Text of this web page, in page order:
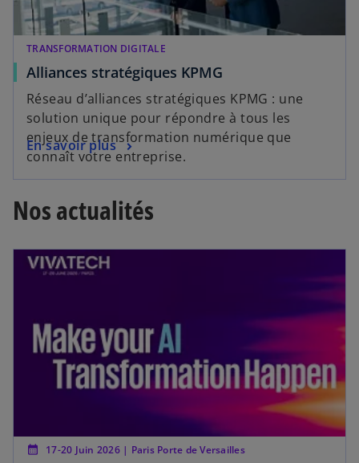
o
u
o
n
g
e
s
u
n
o
u
v
e
l
o
n
g
e
TRANSFORMATION DIGITALE
Alliances stratégiques KPMG
Réseau d’alliances stratégiques KPMG : une
solution unique pour répondre à tous les
enjeux de transformation numérique que
connaît votre entreprise.
En savoir plus
Nos actualités
calendar_month 17-20 Juin 2026 | Paris Porte de Versailles